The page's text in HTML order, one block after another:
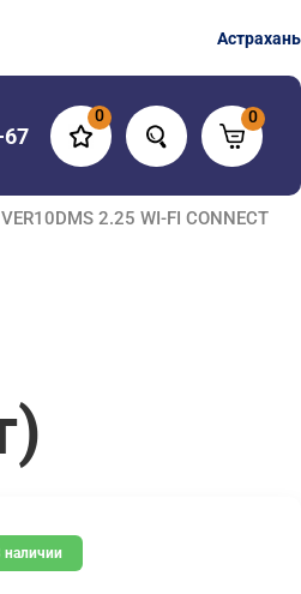
Астрахань
67
0 0
2.25 WI-FI CONNECT
наличии